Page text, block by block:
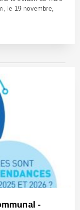
le 19 novembre,
-